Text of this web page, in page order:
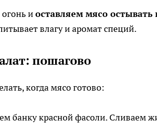
иоставляем мясо остывать
влагу и аромат специй.
пошагово
когда мясо готово:
банку красной фасоли. Сливаем